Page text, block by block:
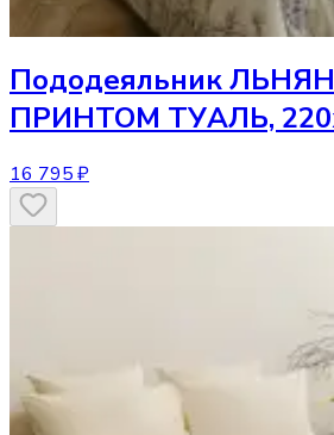
Пододеяльник
ПРИНТОМ ТУАЛЬ,
16 795 ₽